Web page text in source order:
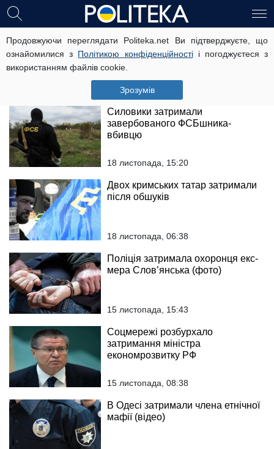
Продовжуючи переглядати Politeka.net Ви підтверджуєте, що
ознайомилися з Політикою конфіденційностіі погоджуєтеся з
використанням файлів cookie.
Зрозумів
П’яний ужгородський священик
влаштував рознос патрульним
(відео)
19 листопада, 10:19
Силовики затримали
завербованого ФСБшника-
вбивцю
18 листопада, 15:20
Двох кримських татар затримали
після обшуків
18 листопада, 06:38
Поліція затримала охоронця екс-
мера Слов’янська (фото)
15 листопада, 15:43
Соцмережі розбурхало
затримання міністра
економрозвитку РФ
15 листопада, 08:38
В Одесі затримали члена етнічної
мафії (відео)